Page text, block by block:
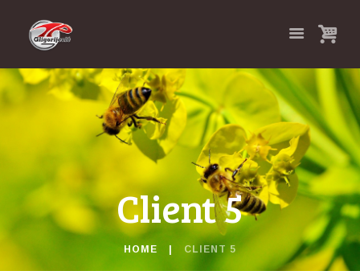
Client 5
HOME CLIENT 5